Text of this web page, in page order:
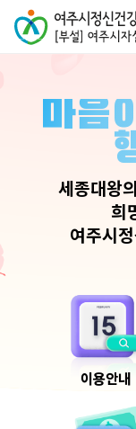
마음
세종대왕
희
여주시
이용안내